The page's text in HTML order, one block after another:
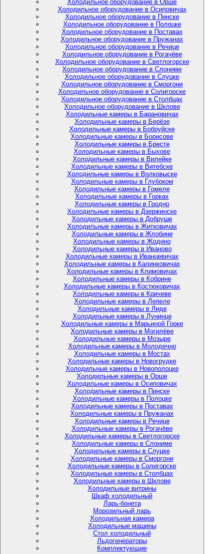
Холодильное оборудование в Орше
Холодильное оборудование в Осиповичах
Холодильное оборудование в Пинске
Холодильное оборудование в Полоцке
Холодильное оборудование в Поставах
Холодильное оборудование в Пружанах
Холодильное оборудование в Речице
Холодильное оборудование в Рогачёве
Холодильное оборудование в Светлогорске
Холодильное оборудование в Слониме
Холодильное оборудование в Слуцке
Холодильное оборудование в Сморгони
Холодильное оборудование в Солигорске
Холодильное оборудование в Столбцах
Холодильное оборудование в Шклове
Холодильные камеры в Барановичах
Холодильные камеры в Берёзе
Холодильные камеры в Бобруйске
Холодильные камеры в Борисове
Холодильные камеры в Бресте
Холодильные камеры в Быхове
Холодильные камеры в Вилейке
Холодильные камеры в Витебске
Холодильные камеры в Волковыске
Холодильные камеры в Глубоком
Холодильные камеры в Гомеле
Холодильные камеры в Горках
Холодильные камеры в Гродно
Холодильные камеры в Дзержинске
Холодильные камеры в Добруше
Холодильные камеры в Житковичах
Холодильные камеры в Жлобине
Холодильные камеры в Жодино
Холодильные камеры в Иваново
Холодильные камеры в Иванцевичах
Холодильные камеры в Калинковичах
Холодильные камеры в Климовичах
Холодильные камеры в Кобрине
Холодильные камеры в Костюковичах
Холодильные камеры в Кричеве
Холодильные камеры в Лепеле
Холодильные камеры в Лиде
Холодильные камеры в Лунинце
Холодильные камеры в Марьиной Горке
Холодильные камеры в Могилёве
Холодильные камеры в Мозыре
Холодильные камеры в Молодечно
Холодильные камеры в Мостах
Холодильные камеры в Новогрудке
Холодильные камеры в Новополоцке
Холодильные камеры в Орше
Холодильные камеры в Осиповичах
Холодильные камеры в Пинске
Холодильные камеры в Полоцке
Холодильные камеры в Поставах
Холодильные камеры в Пружанах
Холодильные камеры в Речице
Холодильные камеры в Рогачёве
Холодильные камеры в Светлогорске
Холодильные камеры в Слониме
Холодильные камеры в Слуцке
Холодильные камеры в Сморгони
Холодильные камеры в Солигорске
Холодильные камеры в Столбцах
Холодильные камеры в Шклове
Холодильные витрины
Шкаф холодильный
Ларь-бонета
Морозильный ларь
Холодильная камера
Холодильные машины
Стол холодильный
Льдогенераторы
Комплектующие